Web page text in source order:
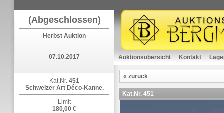
(Abgeschlossen)
Herbst Auktion
07.10.2017
Kat.Nr. 451
Schweizer Art Déco-Kanne.
Limit
180,00 €
Auktionsübersicht Kontakt
« zurück
Kat.Nr. 451